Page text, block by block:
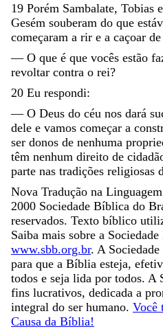
19 Porém Sambalate, Tobias e
Gesém souberam do que
começaram a rir e a caçoar de
— O que é que vocês estão
revoltar contra o rei?
20 Eu respondi:
— O Deus do céu nos dará
dele e vamos começar a
ser donos de nenhuma
têm nenhum direito de
parte nas tradições religiosas
Nova Tradução na
2000 Sociedade Bíblica do
reservados. Texto bíblico
Saiba mais sobre a
www.sbb.org.br. A
para que a Bíblia esteja,
todos e seja lida por todos. A
fins lucrativos, dedicada a
integral do ser humano. Você
Causa da Bíblia!